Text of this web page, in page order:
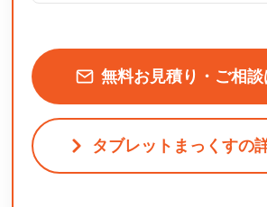
無料お見積り・ご相談
タブレットまっくすの